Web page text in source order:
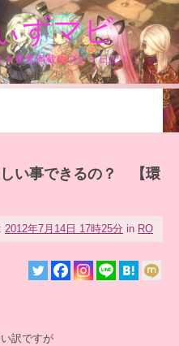
ずマビ
要素満載のプレイ日記！！
い事できるの？ 【環
2012年7月14日 17時25分 in RO
訳ですが